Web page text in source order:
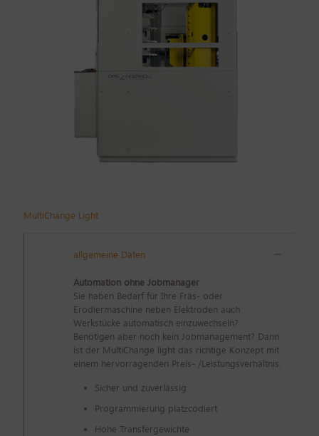
MultiChange Light
allgemeine Daten
Automation ohne Jobmanager
Sie haben Bedarf für Ihre Fräs- oder
Erodiermaschine neben Elektroden auch
Werkstücke automatisch einzuwechseln?
Benötigen aber noch kein Jobmanagement? Dann
ist der MultiChange light das richtige Konzept mit
einem hervorragenden Preis- /Leistungsverhältnis.
Sicher und zuverlässig
Programmierung platzcodiert
Hohe Transfergewichte